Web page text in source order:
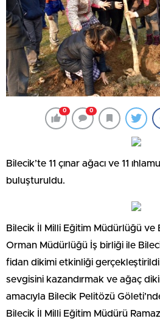
0 0
Bilecik’te 11 çınar ağacı ve 11
buluşturuldu.
Bilecik İl Milli Eğitim Müdürlüğü ve
Orman Müdürlüğü İş birliği ile
fidan dikimi etkinliği
sevgisini kazandırmak ve ağaç
amacıyla Bilecik Pelitözü
Bilecik İl Milli Eğitim Müdürü